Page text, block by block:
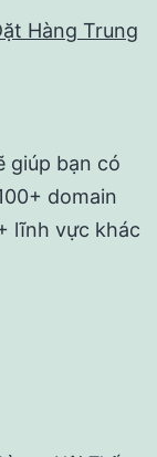
Hàng Trung
giúp bạn có
domain
lĩnh vực khác